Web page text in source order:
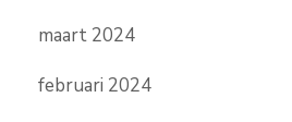
maart 2024
februari 2024